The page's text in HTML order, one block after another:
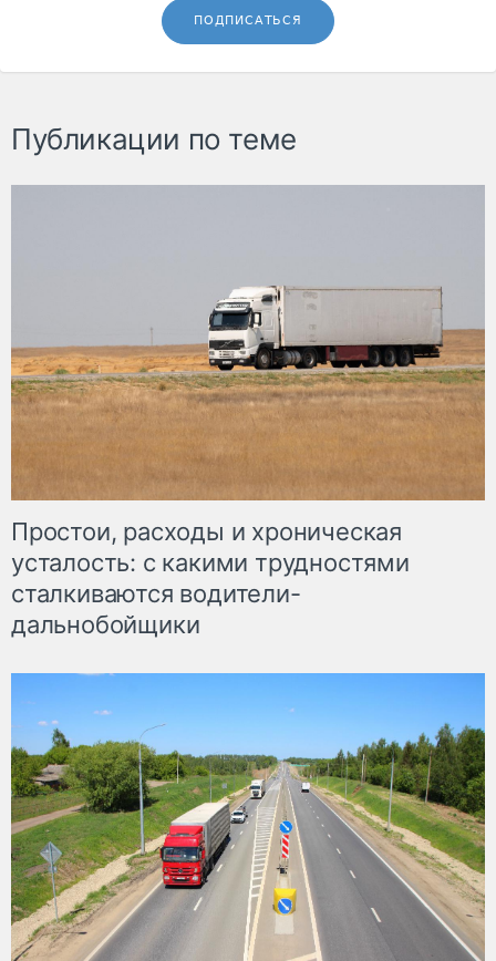
ПОДПИСАТЬСЯ
Публикации по теме
Простои, расходы и хроническая
усталость: с какими трудностями
сталкиваются водители-
дальнобойщики